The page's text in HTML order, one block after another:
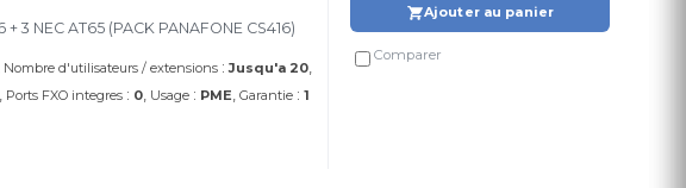
Autocommutateur 4 Lignes RTC + 1 Alcatel T76 + 3 NEC AT65 (PACK PANAFONE CS416)
Nombre d'utilisateurs / extensions :Jusqu'a 20
Ports FXO integres : 0 Usage : PME Garantie : 1
Ajouter au panier
Comparer